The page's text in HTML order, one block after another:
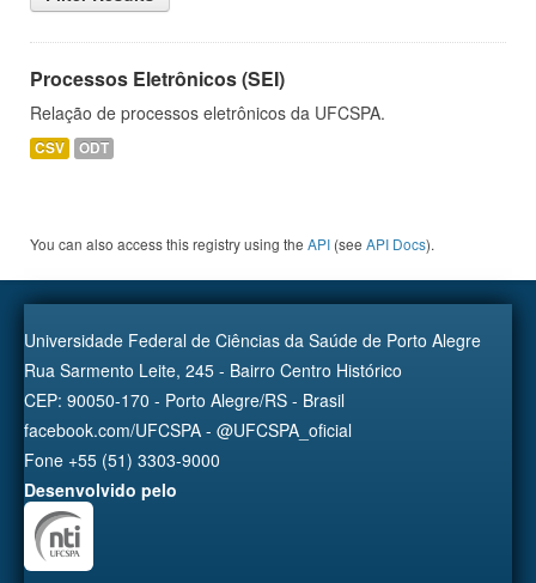
Processos Eletrônicos (SEI)
Relação de processos eletrônicos da UFCSPA.
CSV ODT
You can also access this registry using the API (see API Docs).
Universidade Federal de Ciências da Saúde de Porto Alegre
Rua Sarmento Leite, 245 - Bairro Centro Histórico
CEP: 90050-170 - Porto Alegre/RS - Brasil
facebook.com/UFCSPA - @UFCSPA_oficial
Fone +55 (51) 3303-9000
Desenvolvido pelo